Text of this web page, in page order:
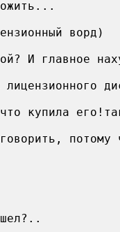
ворд)
И главное
купила
потому